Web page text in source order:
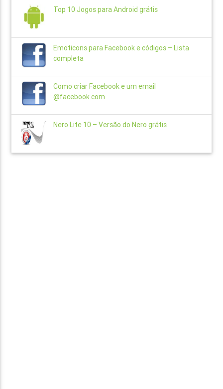
Top 10 Jogos para Android grátis
Emoticons para Facebook e códigos – Lista
completa
Como criar Facebook e um email
@facebook.com
Nero Lite 10 – Versão do Nero grátis